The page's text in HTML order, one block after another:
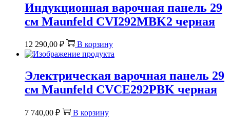
Индукционная варочная панель 29
см Maunfeld CVI292MBK2 черная
12 290,00 ₽ В корзину
Электрическая варочная панель 29
см Maunfeld CVCE292PBK черная
7 740,00 ₽ В корзину